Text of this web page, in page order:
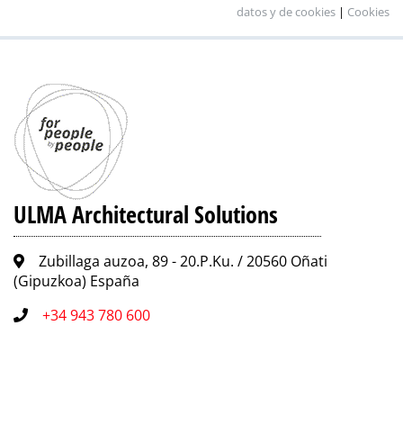
datos y de cookies | Cookies
ULMA Architectural Solutions
Zubillaga auzoa, 89 - 20.P.Ku. / 20560 Oñati
(Gipuzkoa) España
+34 943 780 600